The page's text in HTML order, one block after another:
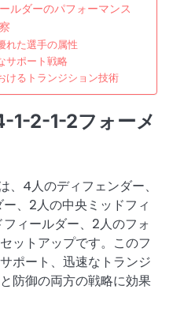
ダーのパフォーマンス
れた選手の属性
サポート戦略
けるトランジション技術
1-2-1-2フォーメ
4人のディフェンダー、
、2人の中央ミッドフィ
ィールダー、2人のフォ
ットアップです。このフ
ポート、迅速なトランジ
防御の両方の戦略に効果